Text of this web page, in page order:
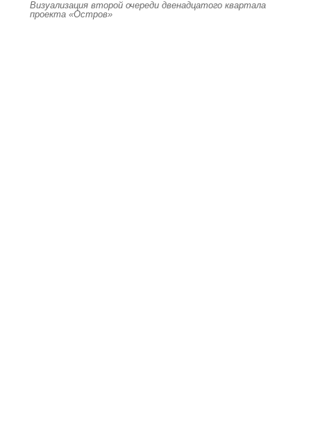
Визуализация второй очереди двенадцатого квартала
проекта «Остров»